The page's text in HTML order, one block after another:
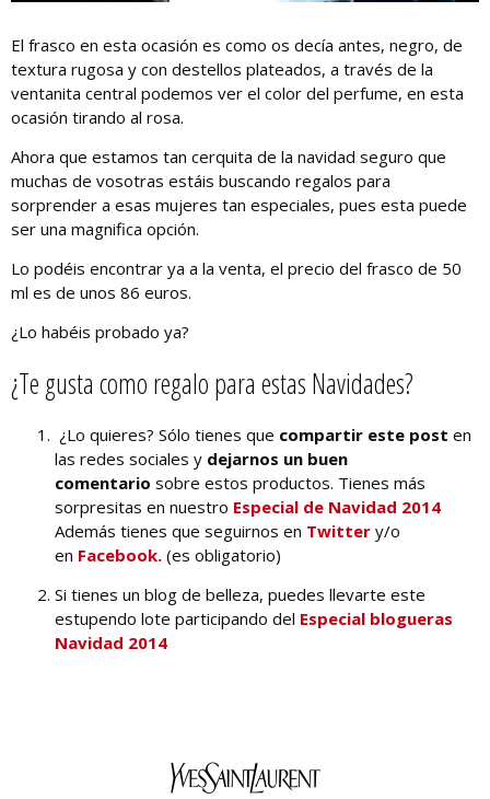
El frasco en esta ocasión es como os decía antes, negro, de
textura rugosa y con destellos plateados, a través de la
ventanita central podemos ver el color del perfume, en esta
ocasión tirando al rosa.
Ahora que estamos tan cerquita de la navidad seguro que
muchas de vosotras estáis buscando regalos para
sorprender a esas mujeres tan especiales, pues esta puede
ser una magnifica opción.
Lo podéis encontrar ya a la venta, el precio del frasco de 50
ml es de unos 86 euros.
¿Lo habéis probado ya?
¿Te gusta como regalo para estas Navidades?
¿Lo quieres? Sólo tienes que compartir este post en
las redes sociales y dejarnos un buen
comentario sobre estos productos. Tienes más
sorpresitas en nuestro Especial de Navidad 2014
Además tienes que seguirnos en Twitter y/o
en Facebook. (es obligatorio)
Si tienes un blog de belleza, puedes llevarte este
estupendo lote participando del Especial blogueras
Navidad 2014